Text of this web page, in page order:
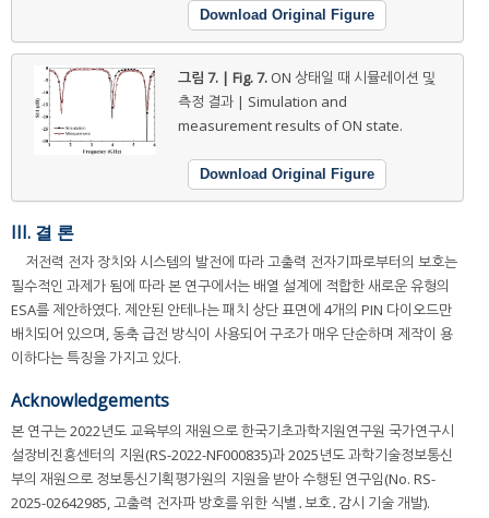
Download Original Figure
그림 7. | Fig. 7. ON 상태일 때 시뮬레이션 및
측정 결과 | Simulation and
measurement results of ON state.
Download Original Figure
III. 결 론
저전력 전자 장치와 시스템의 발전에 따라 고출력 전자기파로부터의 보호는
필수적인 과제가 됨에 따라 본 연구에서는 배열 설계에 적합한 새로운 유형의
ESA를 제안하였다. 제안된 안테나는 패치 상단 표면에 4개의 PIN 다이오드만
배치되어 있으며, 동축 급전 방식이 사용되어 구조가 매우 단순하며 제작이 용
이하다는 특징을 가지고 있다.
Acknowledgements
본 연구는 2022년도 교육부의 재원으로 한국기초과학지원연구원 국가연구시
설장비진흥센터의 지원(RS-2022-NF000835)과 2025년도 과학기술정보통신
부의 재원으로 정보통신기획평가원의 지원을 받아 수행된 연구임(No. RS-
2025-02642985, 고출력 전자파 방호를 위한 식별․보호․감시 기술 개발).